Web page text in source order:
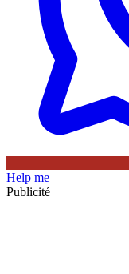
Help me
Publicité